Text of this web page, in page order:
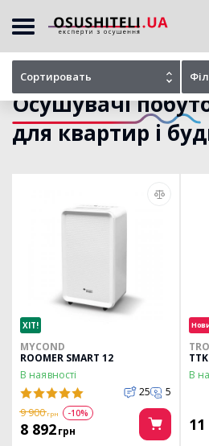
Осушувачі
для квартир і
Сортировать
ХІТ!
MYCOND
ROOMER SMART 12
В наявності
25
5
9 900 грн -10%
8 892грн
В
11